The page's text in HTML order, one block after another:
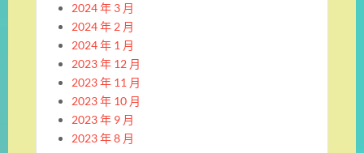
2024 年 3 月
2024 年 2 月
2024 年 1 月
2023 年 12 月
2023 年 11 月
2023 年 10 月
2023 年 9 月
2023 年 8 月